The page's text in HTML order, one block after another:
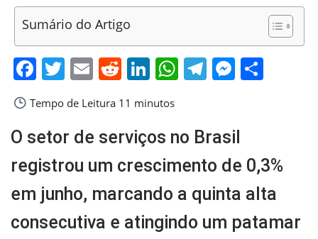
Sumário do Artigo
Facebook
Twitter
EmailReddit
LinkedIn
WhatsApp
Telegram
Tempo de Leitura 11 minutos
O setor de serviços no Brasil
registrou um crescimento de 0,3%
em junho, marcando a quinta alta
consecutiva e atingindo um patamar